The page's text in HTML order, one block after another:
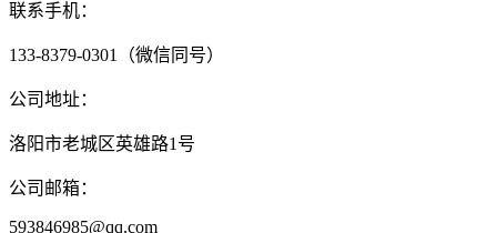
联系手机：
133-8379-0301（微信同号）
公司地址：
洛阳市老城区英雄路1号
公司邮箱：
593846985@qq.com